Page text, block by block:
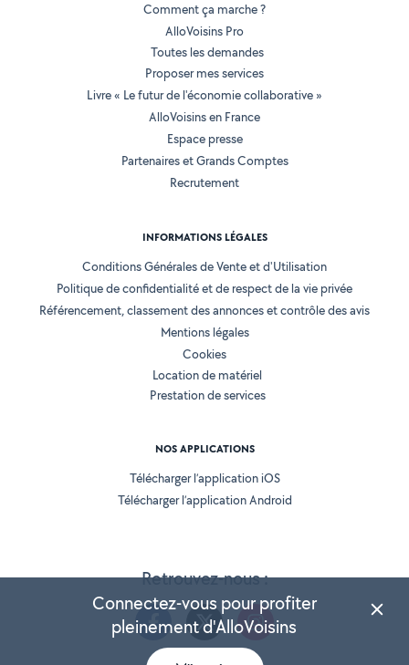
Retrouvez-nous :
Comment ça marche ?
AlloVoisins Pro
Toutes les demandes
Proposer mes services
Livre « Le futur de l'économie collaborative »
AlloVoisins en France
Espace presse
Partenaires et Grands Comptes
Recrutement
INFORMATIONS LÉGALES
Conditions Générales de Vente et d'Utilisation
Politique de confidentialité et de respect de la vie privée
Référencement, classement des annonces et contrôle des avis
Mentions légales
Cookies
Location de matériel
Prestation de services
NOS APPLICATIONS
Télécharger l’application iOS
Télécharger l’application Android
Connectez-vous pour profiter
pleinement d'AlloVoisins